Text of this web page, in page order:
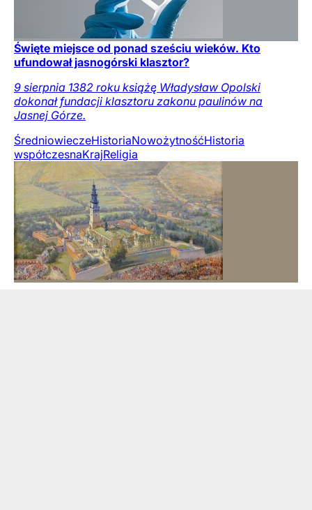
Święte miejsce od ponad sześciu wieków. Kto
ufundował jasnogórski klasztor?
9 sierpnia 1382 roku książę Władysław Opolski
dokonał fundacji klasztoru zakonu paulinów na
Jasnej Górze.
ŚredniowieczeHistoriaNowożytnośćHistoria
współczesnaKrajReligia